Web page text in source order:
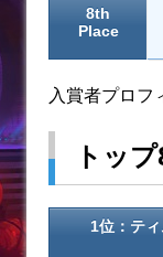
8th
Place
入賞者プロフ
トッ
1位：テ